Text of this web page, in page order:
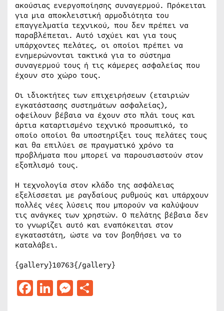
ακούσιας ενεργοποίησης συναγερμού. Πρόκειται
για μια αποκλειστική αρμοδιότητα του
επαγγελματία τεχνικού, που δεν πρέπει να
παραβλέπεται. Αυτό ισχύει και για τους
υπάρχοντες πελάτες, οι οποίοι πρέπει να
ενημερώνονται τακτικά για το σύστημα
συναγερμού τους ή τις κάμερες ασφαλείας που
έχουν στο χώρο τους.
Οι ιδιοκτήτες των επιχειρήσεων (εταιριών
εγκατάστασης συστημάτων ασφαλείας),
οφείλουν βέβαια να έχουν στο πλάι τους και
άρτια καταρτισμένο τεχνικό προσωπικό, το
οποίο οποίοι θα υποστηρίξει τους πελάτες τους
και θα επιλύει σε πραγματικό χρόνο τα
προβλήματα που μπορεί να παρουσιαστούν στον
εξοπλισμό τους.
Η τεχνολογία στον κλάδο της ασφάλειας
εξελίσσεται με ραγδαίους ρυθμούς και υπάρχουν
πολλές νέες λύσεις που μπορούν να καλύψουν
τις ανάγκες των χρηστών. Ο πελάτης βέβαια δεν
το γνωρίζει αυτό και εναπόκειται στον
εγκαταστάτη, ώστε να τον βοηθήσει να το
καταλάβει.
{gallery}10763{/gallery}
Facebook
LinkedIn
Messenger